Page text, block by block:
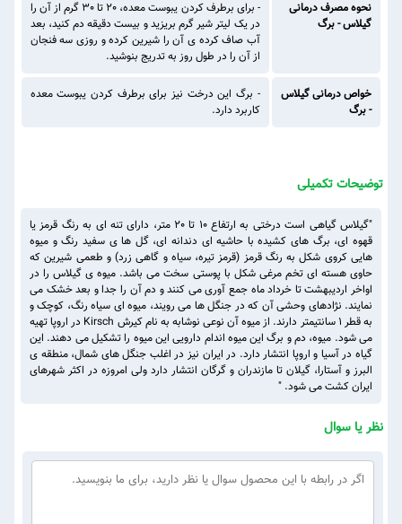
نحوه مصرف درمانی
گیلاس - برگ
- برای برطرف کردن یبوست معده، 20 تا 30 گرم از آن را
در یک لیتر شیر گرم بریزید و بیست دقیقه دم کنید، بعد
آب صاف کرده ی آن را شیرین کرده و روزی سه فنجان
از آن را در طول روز به تدریج بنوشید.
خواص درمانی گیلاس
- برگ
- برگ این درخت نیز برای برطرف کردن یبوست معده
کاربرد دارد.
توضیحات تکمیلی
"گیلاس گیاهی است درختی به ارتفاع 10 تا 20 متر، دارای تنه ای به رنگ قرمز یا
قهوه ای، برگ های کشیده با حاشیه ای دندانه ای، گل ها ی سفید رنگ و میوه
هایی کروی شکل به رنگ قرمز (قرمز تیره، سیاه و گاهی زرد) و طعمی شیرین که
حاوی هسته ای تخم مرغی شکل با پوستی سخت می باشد. میوه ی گیلاس را در
اواخر اردیبهشت تا خرداد ماه جمع آوری می کنند و دم آن را جدا و بعد خشک می
نمایند. نژادهای وحشی آن که در جنگل ها می رویند، میوه ای سیاه رنگ، کوچک و
به قطر ۱ سانتیمتر دارند. از میوه آن نوعی نوشابه به نام کیرش Kirsch در اروپا تهیه
می شود. میوه، دم و برگ این میوه اندام دارویی این میوه را تشکیل می دهند. این
گیاه در آسیا و اروپا انتشار دارد. در ایران نیز در اغلب جنگل های شمال، منطقه ی
البرز و آستارا، گیلان تا مازندران و گرگان انتشار دارد ولی امروزه در اکثر شهرهای
ایران کشت می شود. "
نظر یا سوال